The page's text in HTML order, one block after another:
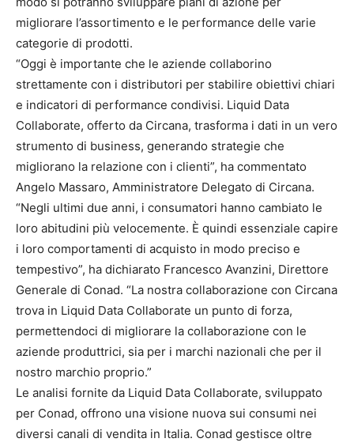
migliorare l’assortimento e le performance delle varie
categorie di prodotti.
“Oggi è importante che le aziende collaborino
strettamente con i distributori per stabilire obiettivi chiari
e indicatori di performance condivisi. Liquid Data
Collaborate, offerto da Circana, trasforma i dati in un vero
strumento di business, generando strategie che
migliorano la relazione con i clienti”, ha commentato
Angelo Massaro, Amministratore Delegato di Circana.
“Negli ultimi due anni, i consumatori hanno cambiato le
loro abitudini più velocemente. È quindi essenziale capire
i loro comportamenti di acquisto in modo preciso e
tempestivo”, ha dichiarato Francesco Avanzini, Direttore
Generale di Conad. “La nostra collaborazione con Circana
trova in Liquid Data Collaborate un punto di forza,
permettendoci di migliorare la collaborazione con le
aziende produttrici, sia per i marchi nazionali che per il
nostro marchio proprio.”
Le analisi fornite da Liquid Data Collaborate, sviluppato
per Conad, offrono una visione nuova sui consumi nei
diversi canali di vendita in Italia. Conad gestisce oltre